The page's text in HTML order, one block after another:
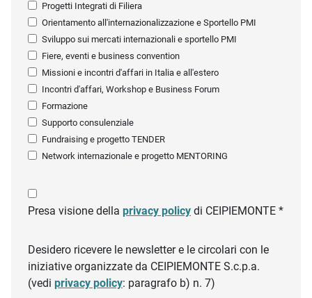
Progetti Integrati di Filiera
Orientamento all'internazionalizzazione e Sportello PMI
Sviluppo sui mercati internazionali e sportello PMI
Fiere, eventi e business convention
Missioni e incontri d'affari in Italia e all'estero
Incontri d'affari, Workshop e Business Forum
Formazione
Supporto consulenziale
Fundraising e progetto TENDER
Network internazionale e progetto MENTORING
Presa visione della privacy policy di CEIPIEMONTE *
Desidero ricevere le newsletter e le circolari con le
iniziative organizzate da CEIPIEMONTE S.c.p.a.
(vedi privacy policy: paragrafo b) n. 7)